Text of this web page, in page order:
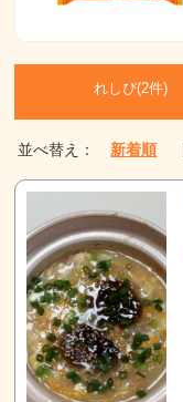
れしぴ(2件)
並べ替え： 新着順